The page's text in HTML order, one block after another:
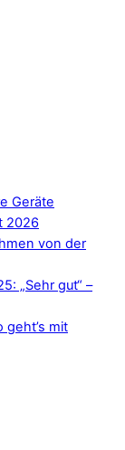
Geräte
2026
von der
„Sehr gut“ –
geht’s mit